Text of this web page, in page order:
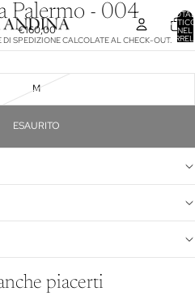
NEL
Palermo - 004
€160,00
DI SPEDIZIONE CALCOLATE AL CHECK-OUT.
M
ESAURITO
piacerti